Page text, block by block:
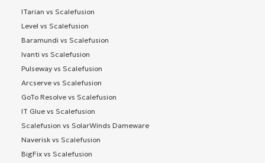
ITarian vs Scalefusion
Level vs Scalefusion
Baramundi vs Scalefusion
Ivanti vs Scalefusion
Pulseway vs Scalefusion
Arcserve vs Scalefusion
GoTo Resolve vs Scalefusion
IT Glue vs Scalefusion
Scalefusion vs SolarWinds Dameware
Naverisk vs Scalefusion
BigFix vs Scalefusion